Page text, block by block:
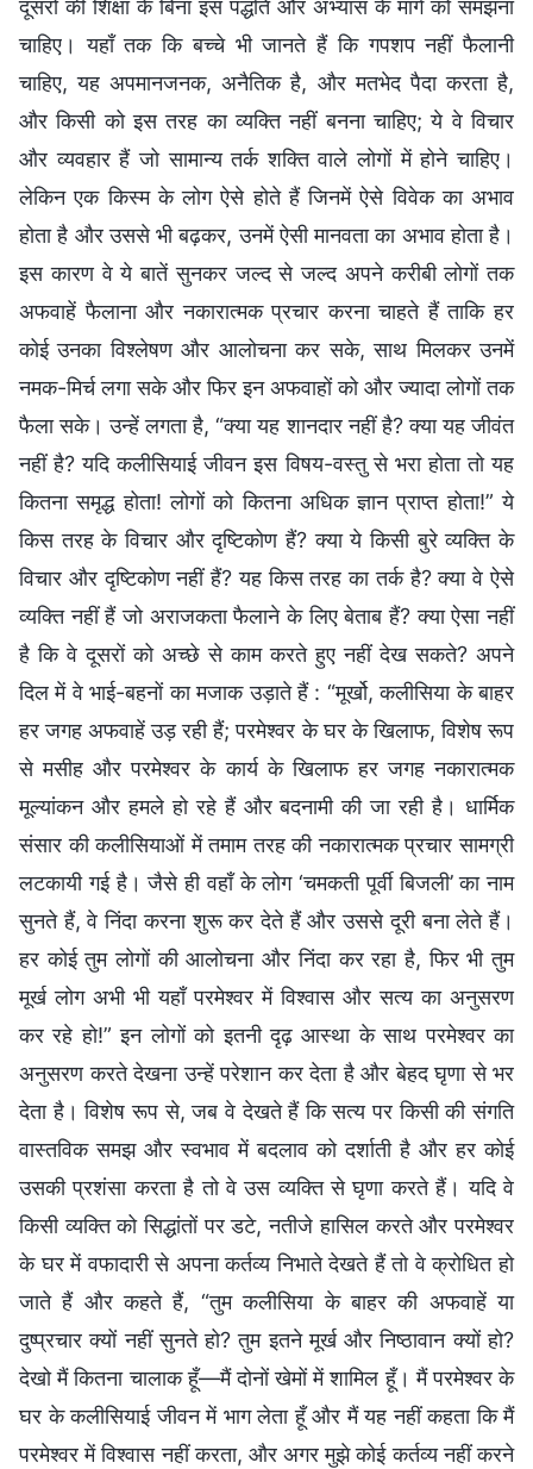
दूसरों की शिक्षा के बिना इस पद्धति और अभ्यास के मार्ग को समझना
चाहिए। यहाँ तक कि बच्चे भी जानते हैं कि गपशप नहीं फैलानी
चाहिए, यह अपमानजनक, अनैतिक है, और मतभेद पैदा करता है,
और किसी को इस तरह का व्यक्ति नहीं बनना चाहिए; ये वे विचार
और व्यवहार हैं जो सामान्य तर्क शक्ति वाले लोगों में होने चाहिए।
लेकिन एक किस्म के लोग ऐसे होते हैं जिनमें ऐसे विवेक का अभाव
होता है और उससे भी बढ़कर, उनमें ऐसी मानवता का अभाव होता है।
इस कारण वे ये बातें सुनकर जल्द से जल्द अपने करीबी लोगों तक
अफवाहें फैलाना और नकारात्मक प्रचार करना चाहते हैं ताकि हर
कोई उनका विश्लेषण और आलोचना कर सके, साथ मिलकर उनमें
नमक-मिर्च लगा सके और फिर इन अफवाहों को और ज्यादा लोगों तक
फैला सके। उन्हें लगता है, “क्या यह शानदार नहीं है? क्या यह जीवंत
नहीं है? यदि कलीसियाई जीवन इस विषय-वस्तु से भरा होता तो यह
कितना समृद्ध होता! लोगों को कितना अधिक ज्ञान प्राप्त होता!” ये
किस तरह के विचार और दृष्टिकोण हैं? क्या ये किसी बुरे व्यक्ति के
विचार और दृष्टिकोण नहीं हैं? यह किस तरह का तर्क है? क्या वे ऐसे
व्यक्ति नहीं हैं जो अराजकता फैलाने के लिए बेताब हैं? क्या ऐसा नहीं
है कि वे दूसरों को अच्छे से काम करते हुए नहीं देख सकते? अपने
दिल में वे भाई-बहनों का मजाक उड़ाते हैं : “मूर्खो, कलीसिया के बाहर
हर जगह अफवाहें उड़ रही हैं; परमेश्वर के घर के खिलाफ, विशेष रूप
से मसीह और परमेश्वर के कार्य के खिलाफ हर जगह नकारात्मक
मूल्यांकन और हमले हो रहे हैं और बदनामी की जा रही है। धार्मिक
संसार की कलीसियाओं में तमाम तरह की नकारात्मक प्रचार सामग्री
लटकायी गई है। जैसे ही वहाँ के लोग ‘चमकती पूर्वी बिजली’ का नाम
सुनते हैं, वे निंदा करना शुरू कर देते हैं और उससे दूरी बना लेते हैं।
हर कोई तुम लोगों की आलोचना और निंदा कर रहा है, फिर भी तुम
मूर्ख लोग अभी भी यहाँ परमेश्वर में विश्वास और सत्य का अनुसरण
कर रहे हो!” इन लोगों को इतनी दृढ़ आस्था के साथ परमेश्वर का
अनुसरण करते देखना उन्हें परेशान कर देता है और बेहद घृणा से भर
देता है। विशेष रूप से, जब वे देखते हैं कि सत्य पर किसी की संगति
वास्तविक समझ और स्वभाव में बदलाव को दर्शाती है और हर कोई
उसकी प्रशंसा करता है तो वे उस व्यक्ति से घृणा करते हैं। यदि वे
किसी व्यक्ति को सिद्धांतों पर डटे, नतीजे हासिल करते और परमेश्वर
के घर में वफादारी से अपना कर्तव्य निभाते देखते हैं तो वे क्रोधित हो
जाते हैं और कहते हैं, “तुम कलीसिया के बाहर की अफवाहें या
दुष्प्रचार क्यों नहीं सुनते हो? तुम इतने मूर्ख और निष्ठावान क्यों हो?
देखो मैं कितना चालाक हूँ—मैं दोनों खेमों में शामिल हूँ। मैं परमेश्वर के
घर के कलीसियाई जीवन में भाग लेता हूँ और मैं यह नहीं कहता कि मैं
परमेश्वर में विश्वास नहीं करता, और अगर मुझे कोई कर्तव्य नहीं करने